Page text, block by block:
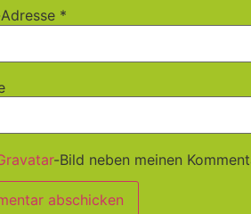
*
-Bild neben meinen